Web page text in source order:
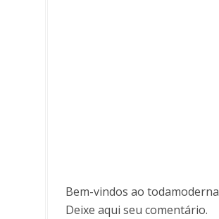
Bem-vindos ao todamoderna
Deixe aqui seu comentário.